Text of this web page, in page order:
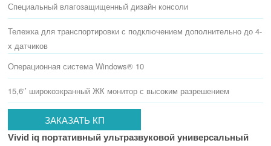
Специальный влагозащищенный дизайн консоли
Тележка для транспортировки с подключением дополнительно до 4­
х датчиков
Операционная система Windows® 10
15,6‘’ широкоэкранный ЖК монитор с высоким разрешением
ЗАКАЗАТЬ КП
Vivid iq портативный ультразвуковой универсальный